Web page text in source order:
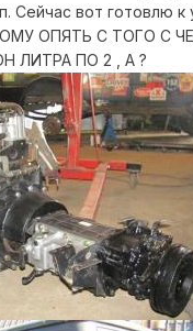
Сейчас вот готовлю
ОПЯТЬ С ТОГО С
ЛИТРА ПО 2 , А ?